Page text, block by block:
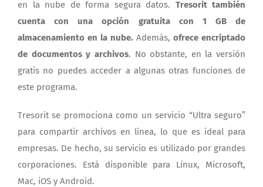
en la nube de forma segura datos. Tresorit también
cuenta con una opción gratuita con 1 GB de
almacenamiento en la nube. Además, ofrece encriptado
de documentos y archivos. No obstante, en la versión
gratis no puedes acceder a algunas otras funciones de
este programa.
Tresorit se promociona como un servicio “Ultra seguro”
para compartir archivos en línea, lo que es ideal para
empresas. De hecho, su servicio es utilizado por grandes
corporaciones. Está disponible para Linux, Microsoft,
Mac, iOS y Android.